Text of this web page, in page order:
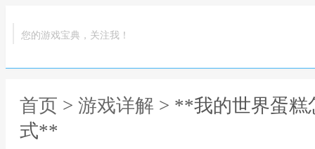
您的游戏宝典，关注我！
首页 > 游戏详解 > **我的世界蛋糕
式**